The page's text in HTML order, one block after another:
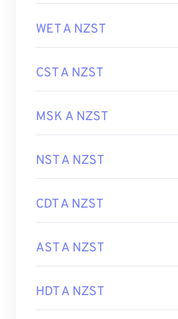
WET A NZST
CST A NZST
MSK A NZST
NST A NZST
CDT A NZST
AST A NZST
HDT A NZST